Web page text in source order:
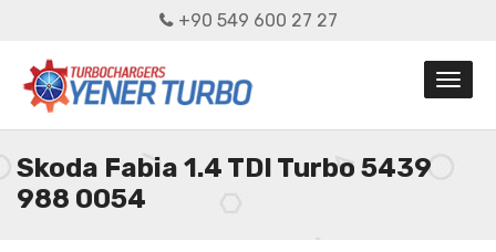
+90 549 600 27 27
Skoda Fabia 1.4 TDI Turbo 5439
988 0054